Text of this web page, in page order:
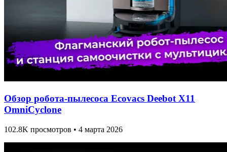
Обзор робота-пылесоса Ecovacs Deebot X11
OmniCyclone
102.8K просмотров • 4 марта 2026